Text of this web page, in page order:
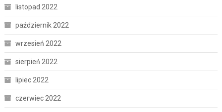
listopad 2022
październik 2022
wrzesień 2022
sierpień 2022
lipiec 2022
czerwiec 2022